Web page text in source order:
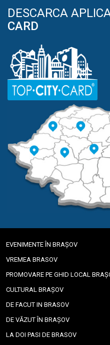
DESCARCA
CARD
EVENIMENTE ÎN BRAȘOV
VREMEA BRASOV
PROMOVARE PE GHID LOCAL
CULTURAL BRAȘOV
DE FACUT IN BRASOV
DE VĂZUT ÎN BRAȘOV
LA DOI PASI DE BRASOV